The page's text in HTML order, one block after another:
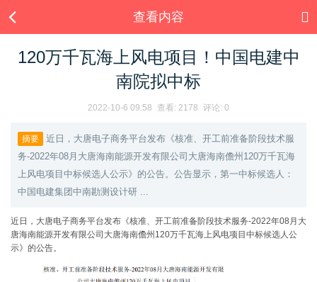
查看内容
120万千瓦海上风电项目！中国电建中
南院拟中标
2022-10-6 09:58 查看: 2178 评论: 0
摘要
近日，大唐电子商务平台发布《核准、开工前准备阶段技术服
务-2022年08月大唐海南能源开发有限公司大唐海南儋州120万千瓦海
上风电项目中标候选人公示》的公告。公告显示，第一中标候选人：
中国电建集团中南勘测设计研 ...
近日，大唐电子商务平台发布《核准、开工前准备阶段技术服务-2022年08月大
唐海南能源开发有限公司大唐海南儋州120万千瓦海上风电项目中标候选人公
示》的公告。